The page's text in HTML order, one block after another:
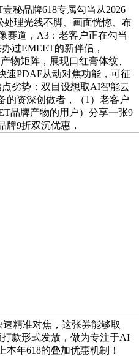
品牌618专属勾当从2026
处理光线不脚、画面恍惚、布
赛道，A3：老客户正在勾当
过EMEET的新伴侣，
物矩阵，展现口红膏体纹、
速PDAF从动对焦功能，可征
劣势：双目设想取AI智能云
的资深创做者，（1）老客户
品牌产物的用户）分享一张9
牌9折双沉优惠，
精准对焦，这张券能够取
款形式发放，做为专注于AI
年618的叠加优惠机制！